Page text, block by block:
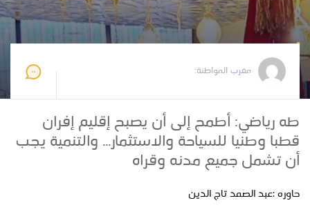
مغرب المواطنة:
طه رياضي: أطمح إلى أن يصبح إقليم إفران
قطبا وطنيا للسياحة والاستثمار... والتنمية يجب
أن تشمل جميع مدنه وقراه
حاوره :عبد الصمد تاج الدين